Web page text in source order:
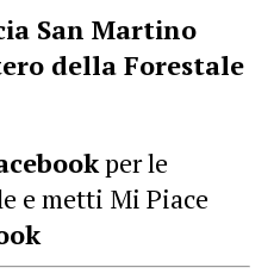
San Martino
della Forestale
per le
e metti Mi Piace